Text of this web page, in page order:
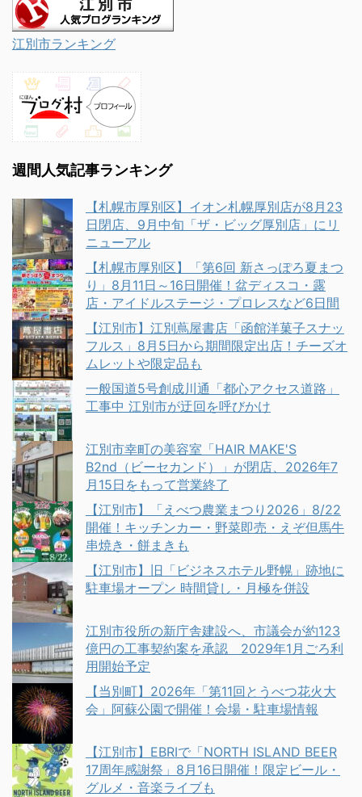
江別市ランキング
週間人気記事ランキング
【札幌市厚別区】イオン札幌厚別店が8月23
日閉店、9月中旬「ザ・ビッグ厚別店」にリ
ニューアル
【札幌市厚別区】「第6回 新さっぽろ夏まつ
り」8月11日～16日開催！盆ディスコ・露
店・アイドルステージ・プロレスなど6日間
【江別市】江別蔦屋書店「函館洋菓子スナッ
フルス」8月5日から期間限定出店！チーズオ
ムレットや限定品も
一般国道5号創成川通「都心アクセス道路」
工事中 江別市が迂回を呼びかけ
江別市幸町の美容室「HAIR MAKE'S
B2nd（ビーセカンド）」が閉店、2026年7
月15日をもって営業終了
【江別市】「えべつ農業まつり2026」8/22
開催！キッチンカー・野菜即売・えぞ但馬牛
串焼き・餅まきも
【江別市】旧「ビジネスホテル野幌」跡地に
駐車場オープン 時間貸し・月極を併設
江別市役所の新庁舎建設へ、市議会が約123
億円の工事契約案を承認 2029年1月ごろ利
用開始予定
【当別町】2026年「第11回とうべつ花火大
会」阿蘇公園で開催！会場・駐車場情報
【江別市】EBRIで「NORTH ISLAND BEER
17周年感謝祭」8月16日開催！限定ビール・
グルメ・音楽ライブも